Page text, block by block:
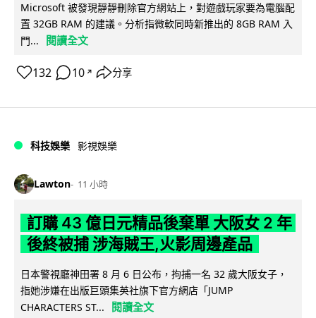
Microsoft 被發現靜靜刪除官方網站上，對遊戲玩家要為電腦配
置 32GB RAM 的建議。分析指微軟同時新推出的 8GB RAM 入
門...
閱讀全文
132 10 ↗ 分享
科技娛樂 影視娛樂
Lawton 11 小時
訂購 43 億日元精品後棄單 大阪女 2 年
後終被捕 涉海賊王,火影周邊產品
日本警視廳神田署 8 月 6 日公布，拘捕一名 32 歲大阪女子，
指她涉嫌在出版巨頭集英社旗下官方網店「JUMP
CHARACTERS ST...
閱讀全文